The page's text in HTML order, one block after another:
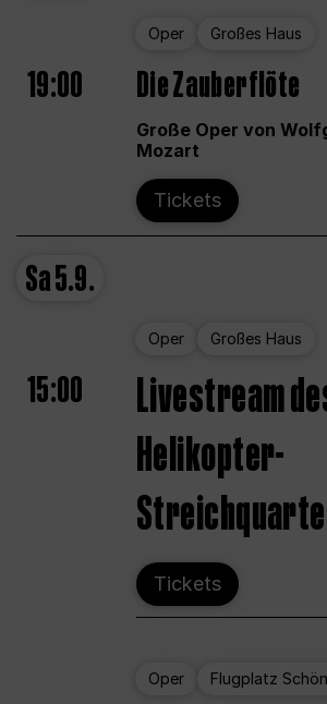
Oper Großes Haus
19:00 Die Zauberflöte
Große Oper von
Mozart
Tickets
Sa5.9.
Oper Großes Haus
15:00
Livestream
Helikopter-
Tickets
Oper Flugplatz